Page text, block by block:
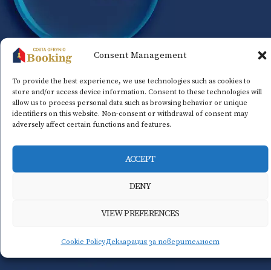
Consent Management
To provide the best experience, we use technologies such as cookies to
store and/or access device information. Consent to these technologies will
allow us to process personal data such as browsing behavior or unique
identifiers on this website. Non-consent or withdrawal of consent may
adversely affect certain functions and features.
ACCEPT
DENY
VIEW PREFERENCES
Cookie PolicyДекларация за поверителност